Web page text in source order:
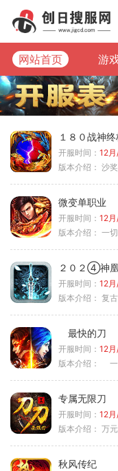
网站首页 游
１８０战神终
开服时间： 12
版本介绍： 沙
微变单职业
开服时间： 12
版本介绍： 一
２０２④神
开服时间： 12
版本介绍： 复古
最快的刀
开服时间： 12
版本介绍：
一
专属无限刀
开服时间： 12
版本介绍： 万
秋风传纪